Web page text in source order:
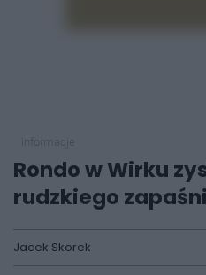
Rondo w Wirku
rudzkiego
Jacek Skorek